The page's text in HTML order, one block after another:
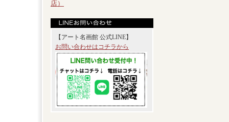
店）
【アート名画館 公式LINE】
お問い合わせはコチラから